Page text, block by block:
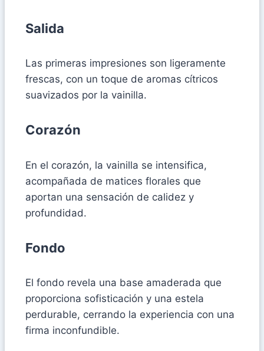
Salida
Las primeras impresiones son ligeramente
frescas, con un toque de aromas cítricos
suavizados por la vainilla.
Corazón
En el corazón, la vainilla se intensifica,
acompañada de matices florales que
aportan una sensación de calidez y
profundidad.
Fondo
El fondo revela una base amaderada que
proporciona sofisticación y una estela
perdurable, cerrando la experiencia con una
firma inconfundible.